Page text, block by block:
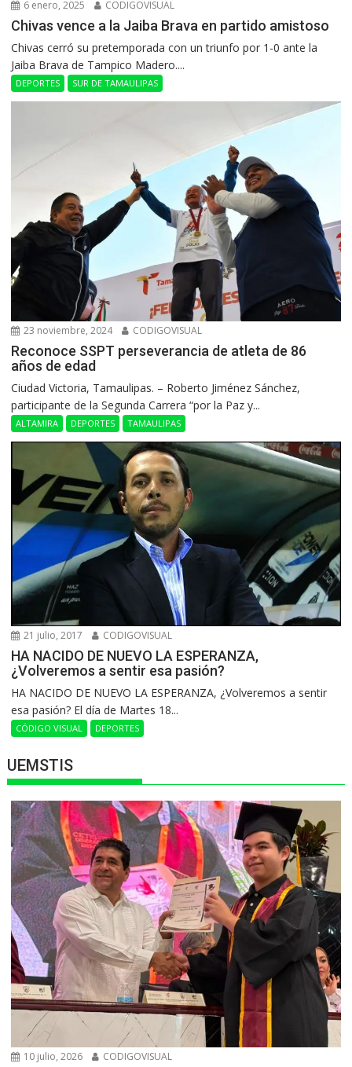
6 enero, 2025 CODIGOVISUAL
Chivas vence a la Jaiba Brava en partido amistoso
Chivas cerró su pretemporada con un triunfo por 1-0 ante la
Jaiba Brava de Tampico Madero....
DEPORTES SUR DE TAMAULIPAS
23 noviembre, 2024 CODIGOVISUAL
Reconoce SSPT perseverancia de atleta de 86
años de edad
Ciudad Victoria, Tamaulipas. – Roberto Jiménez Sánchez,
participante de la Segunda Carrera “por la Paz y...
ALTAMIRA DEPORTES TAMAULIPAS
21 julio, 2017 CODIGOVISUAL
HA NACIDO DE NUEVO LA ESPERANZA,
¿Volveremos a sentir esa pasión?
HA NACIDO DE NUEVO LA ESPERANZA, ¿Volveremos a sentir
esa pasión? El día de Martes 18...
CÓDIGO VISUAL DEPORTES
UEMSTIS
10 julio, 2026 CODIGOVISUAL